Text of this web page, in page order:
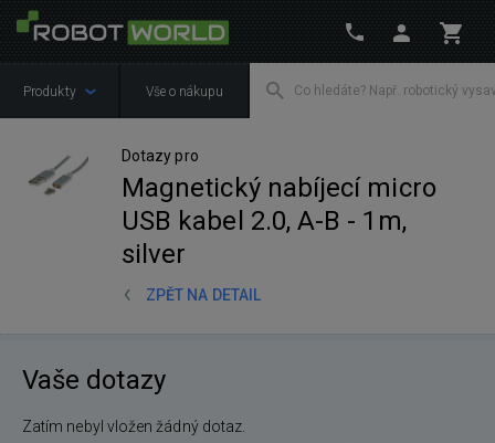
Produkty Vše o nákupu
Dotazy pro
Magnetický nabíjecí micro
USB kabel 2.0, A-B - 1m,
silver
ZPĚT NA DETAIL
Vaše dotazy
Zatím nebyl vložen žádný dotaz.